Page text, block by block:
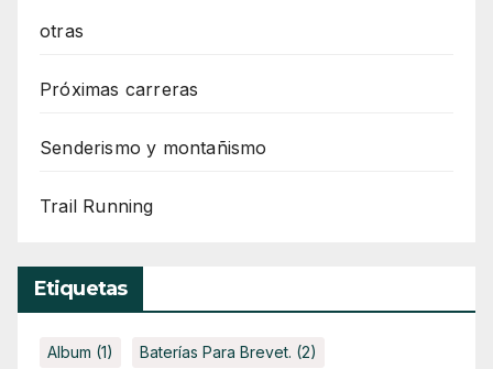
otras
Próximas carreras
Senderismo y montañismo
Trail Running
Etiquetas
Album (1) Baterías Para Brevet. (2)